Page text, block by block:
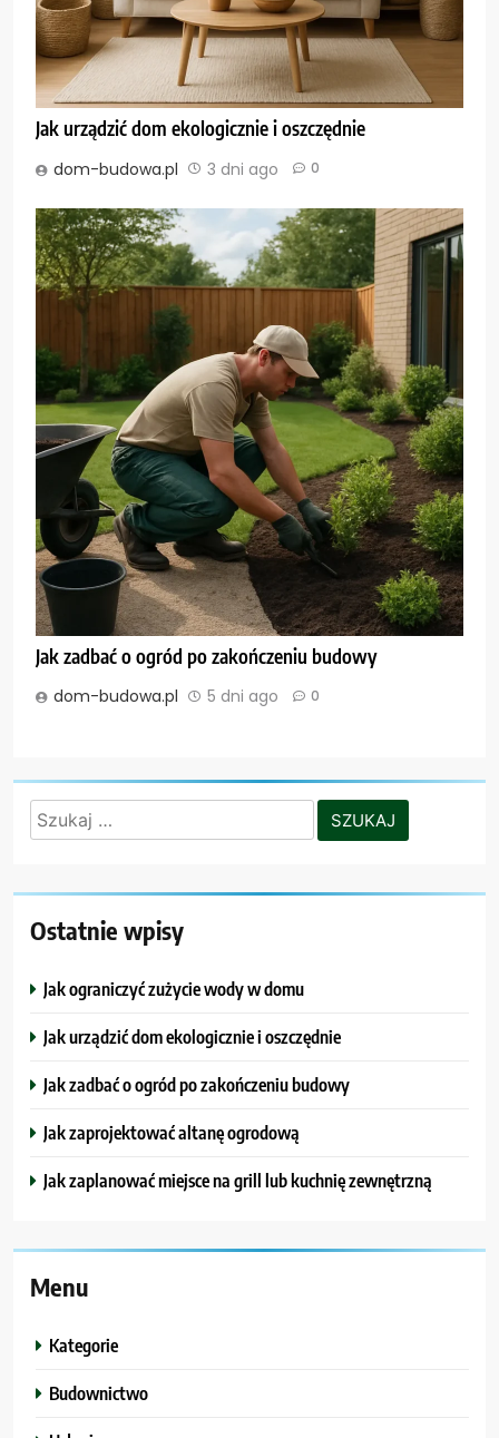
Jak urządzić dom ekologicznie i oszczędnie
dom-budowa.pl 3 dni ago 0
Jak zadbać o ogród po zakończeniu budowy
dom-budowa.pl 5 dni ago 0
Szukaj:
Ostatnie wpisy
Jak ograniczyć zużycie wody w domu
Jak urządzić dom ekologicznie i oszczędnie
Jak zadbać o ogród po zakończeniu budowy
Jak zaprojektować altanę ogrodową
Jak zaplanować miejsce na grill lub kuchnię zewnętrzną
Menu
Kategorie
Budownictwo